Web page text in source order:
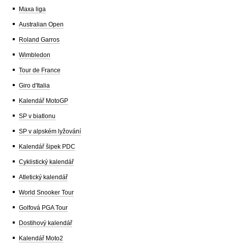
Maxa liga
Australian Open
Roland Garros
Wimbledon
Tour de France
Giro d'Italia
Kalendář MotoGP
SP v biatlonu
SP v alpském lyžování
Kalendář šipek PDC
Cyklistický kalendář
Atletický kalendář
World Snooker Tour
Golfová PGA Tour
Dostihový kalendář
Kalendář Moto2